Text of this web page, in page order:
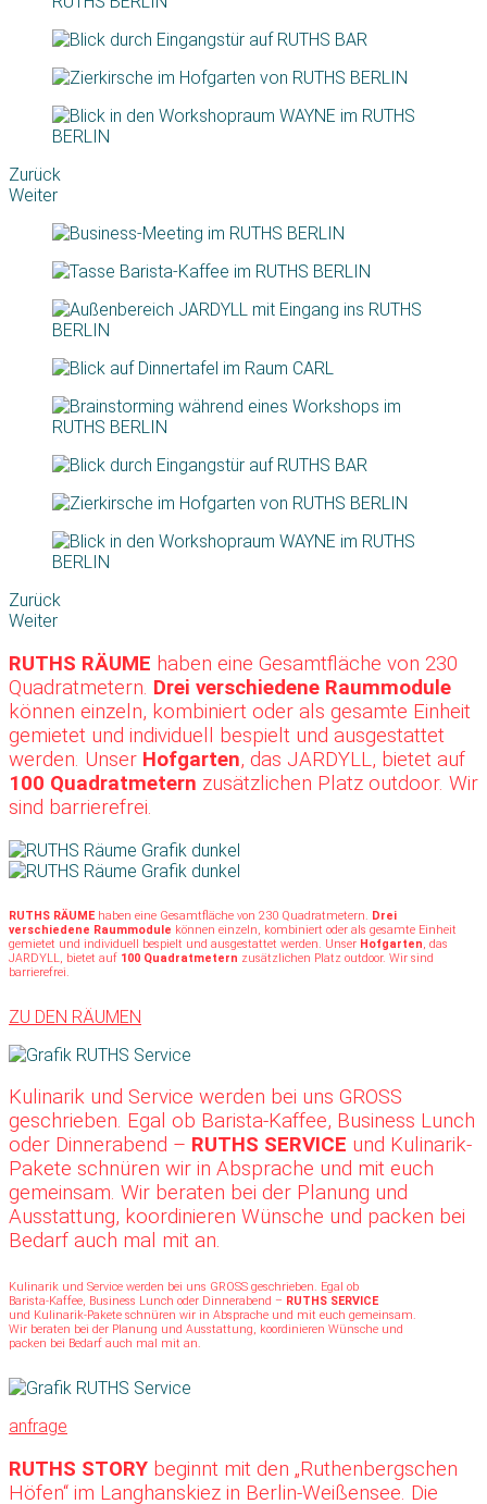
Zurück
Weiter
Zurück
Weiter
RUTHS RÄUME haben eine Gesamtfläche von 230
Quadratmetern. Drei verschiedene Raummodule
können einzeln, kombiniert oder als gesamte Einheit
gemietet und individuell bespielt und ausgestattet
werden. Unser Hofgarten, das JARDYLL, bietet auf
100 Quadratmetern zusätzlichen Platz outdoor. Wir
sind barrierefrei.
RUTHS RÄUME haben eine Gesamtfläche von 230 Quadratmetern. Drei
verschiedene Raummodule können einzeln, kombiniert oder als gesamte Einheit
gemietet und individuell bespielt und ausgestattet werden. Unser Hofgarten, das
JARDYLL, bietet auf 100 Quadratmetern zusätzlichen Platz outdoor. Wir sind
barrierefrei.
ZU DEN RÄUMEN
Kulinarik und Service werden bei uns GROSS
geschrieben. Egal ob Barista-Kaffee, Business Lunch
oder Dinnerabend – RUTHS SERVICE und Kulinarik-
Pakete schnüren wir in Absprache und mit euch
gemeinsam. Wir beraten bei der Planung und
Ausstattung, koordinieren Wünsche und packen bei
Bedarf auch mal mit an.
Kulinarik und Service werden bei uns GROSS geschrieben. Egal ob
Barista-Kaffee, Business Lunch oder Dinnerabend – RUTHS SERVICE
und Kulinarik-Pakete schnüren wir in Absprache und mit euch gemeinsam.
Wir beraten bei der Planung und Ausstattung, koordinieren Wünsche und
packen bei Bedarf auch mal mit an.
anfrage
RUTHS STORY beginnt mit den „Ruthenbergschen
Höfen“ im Langhanskiez in Berlin-Weißensee. Die